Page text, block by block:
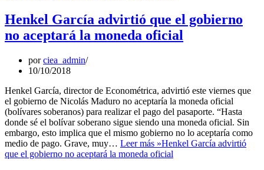
Henkel García advirtió que el gobierno
no aceptará la moneda oficial
porciea_admin
10/10/2018
Henkel García, director de Econométrica, advirtió este viernes que
el gobierno de Nicolás Maduro no aceptaría la moneda oficial
(bolívares soberanos) para realizar el pago del pasaporte. “Hasta
donde sé el bolívar soberano sigue siendo una moneda oficial. Sin
embargo, esto implica que el mismo gobierno no lo aceptaría como
medio de pago. Grave, muy… Leer más »Henkel García advirtió
que el gobierno no aceptará la moneda oficial